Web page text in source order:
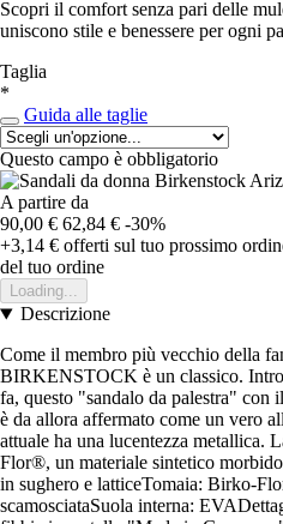
Scopri il comfort senza pari delle
uniscono stile e benessere per ogni
Taglia
*
Guida alle taglie
Questo campo è obbligatorio
A partire da
90,00 € 62,84 € -30%
+3,14 € offerti sul tuo prossimo
del tuo ordine
Loading...
Descrizione
Come il membro più vecchio della
BIRKENSTOCK è un classico.
fa, questo "sandalo da palestra" con
è da allora affermato come un vero
attuale ha una lucentezza metallica.
Flor®, un materiale sintetico
in sughero e latticeTomaia: Birko-
scamosciataSuola interna: